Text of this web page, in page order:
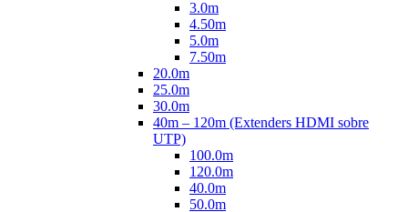
3.0m
4.50m
5.0m
7.50m
20.0m
25.0m
30.0m
40m – 120m (Extenders HDMI sobre
UTP)
100.0m
120.0m
40.0m
50.0m